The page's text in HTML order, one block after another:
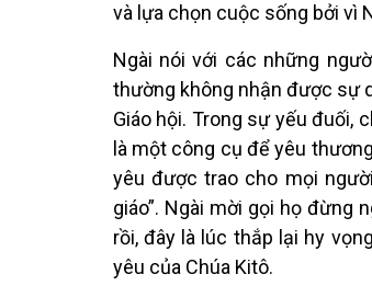
và lựa chọn cuộc sống bởi vì
Ngài nói với các những
thường không nhận được sự
Giáo hội. Trong sự yếu đuối,
là một công cụ để yêu
yêu được trao cho mọi
giáo”. Ngài mời gọi họ đừng
rồi, đây là lúc thắp lại hy
yêu của Chúa Kitô.